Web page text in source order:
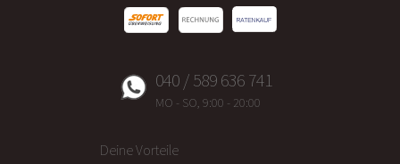
040 / 589 636 741
MO - SO, 9:00 - 20:00
Deine Vorteile